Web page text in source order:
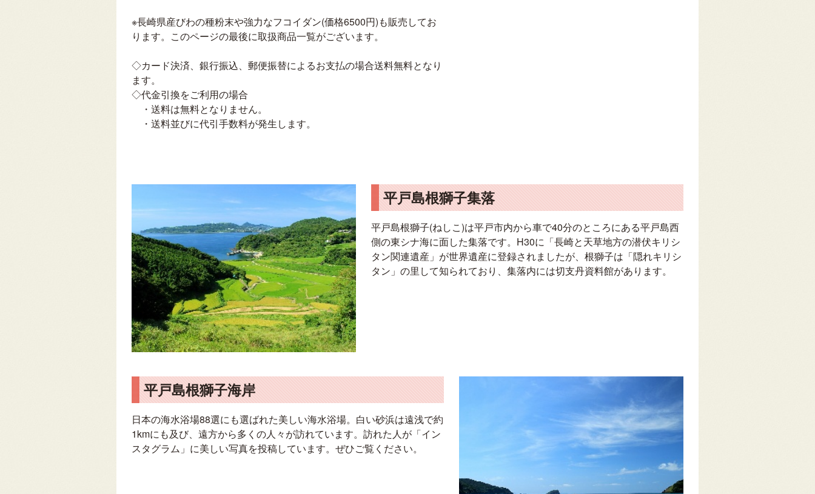
※長崎県産びわの種粉末や強力なフコイダン(価格6500円)も販売してお
ります。このページの最後に取扱商品一覧がございます。
◇カード決済、銀行振込、郵便振替によるお支払の場合送料無料となり
ます。
◇代金引換をご利用の場合
・送料は無料となりません。
・送料並びに代引手数料が発生します。
平戸島根獅子集落
平戸島根獅子(ねしこ)は平戸市内から車で40分のところにある平戸島西
側の東シナ海に面した集落です。H30に「長崎と天草地方の潜伏キリシ
タン関連遺産」が世界遺産に登録されましたが、根獅子は「隠れキリシ
タン」の里して知られており、集落内には切支丹資料館があります。
平戸島根獅子海岸
日本の海水浴場88選にも選ばれた美しい海水浴場。白い砂浜は遠浅で約
1kmにも及び、遠方から多くの人々が訪れています。訪れた人が「イン
スタグラム」に美しい写真を投稿しています。ぜひご覧ください。